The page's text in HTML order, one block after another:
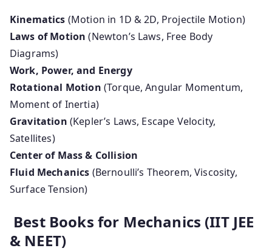
Kinematics (Motion in 1D & 2D, Projectile Motion)
Laws of Motion (Newton’s Laws, Free Body
Diagrams)
Work, Power, and Energy
Rotational Motion (Torque, Angular Momentum,
Moment of Inertia)
Gravitation (Kepler’s Laws, Escape Velocity,
Satellites)
Center of Mass & Collision
Fluid Mechanics (Bernoulli’s Theorem, Viscosity,
Surface Tension)
Best Books for Mechanics (IIT JEE
& NEET)